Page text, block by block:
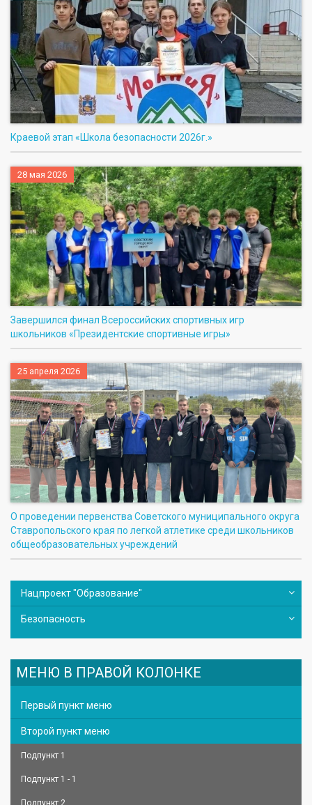
Краевой этап «Школа безопасности 2026г.»
28 мая 2026
Завершился финал Всероссийских спортивных игр
школьников «Президентские спортивные игры»
25 апреля 2026
О проведении первенства Советского муниципального округа
Ставропольского края по легкой атлетике среди школьников
общеобразовательных учреждений
Нацпроект "Образование"
Безопасность
МЕНЮ В ПРАВОЙ КОЛОНКЕ
Первый пункт меню
Второй пункт меню
Подпункт 1
Подпункт 1 - 1
Подпункт 2